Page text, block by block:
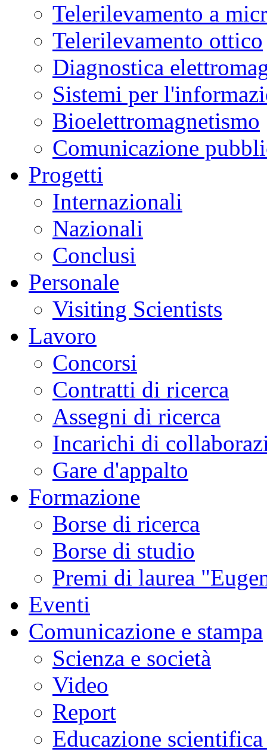
Telerilevamento a
Telerilevamento ottico
Diagnostica
Sistemi per
Bioelettromagnetismo
Comunicazione
Progetti
Internazionali
Nazionali
Conclusi
Personale
Visiting Scientists
Lavoro
Concorsi
Contratti di ricerca
Assegni di ricerca
Incarichi di
Gare d'appalto
Formazione
Borse di ricerca
Borse di studio
Premi di laurea
Eventi
Comunicazione e stampa
Scienza e società
Video
Report
Educazione